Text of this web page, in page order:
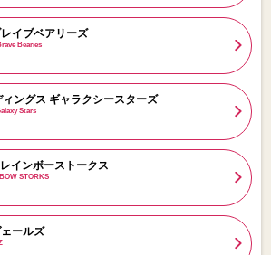
イブベアリーズ
Bearies
ングス ギャラクシースターズ
Stars
インボーストークス
STORKS
ールズ